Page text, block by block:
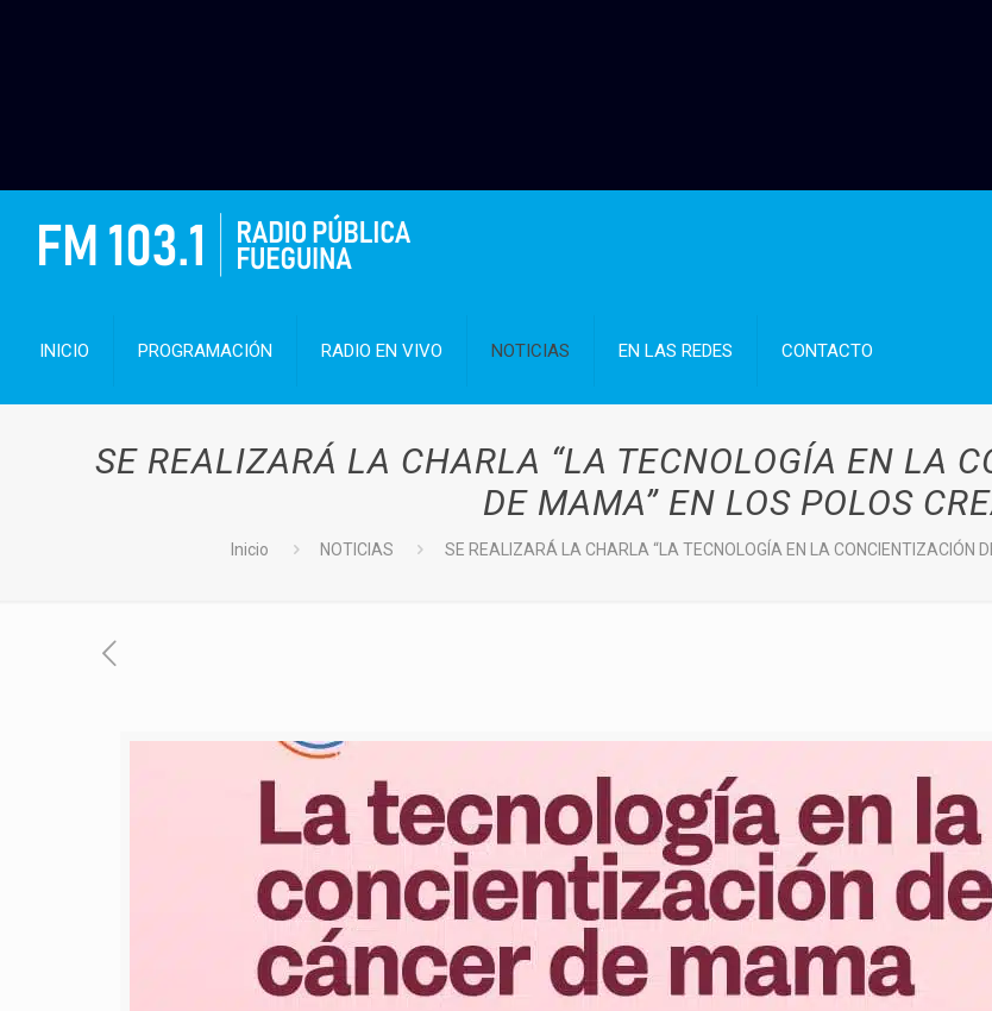
INICIO PROGRAMACIÓN RADIO EN VIVO NOTICIAS EN LAS REDES CONTACTO
SE REALIZARÁ LA CHARLA “LA TECNOLOGÍA EN LA
DE MAMA” EN LOS POLOS
Inicio NOTICIAS SE REALIZARÁ LA CHARLA “LA TECNOLOGÍA EN LA CONCIENTIZACIÓN